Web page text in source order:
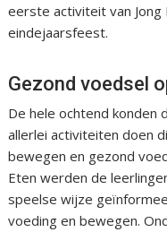
eerste activiteit van
eindejaarsfeest.
Gezond voedsel
De hele ochtend konden
allerlei activiteiten doen
bewegen en gezond
Eten werden de
speelse wijze
voeding en bewegen.